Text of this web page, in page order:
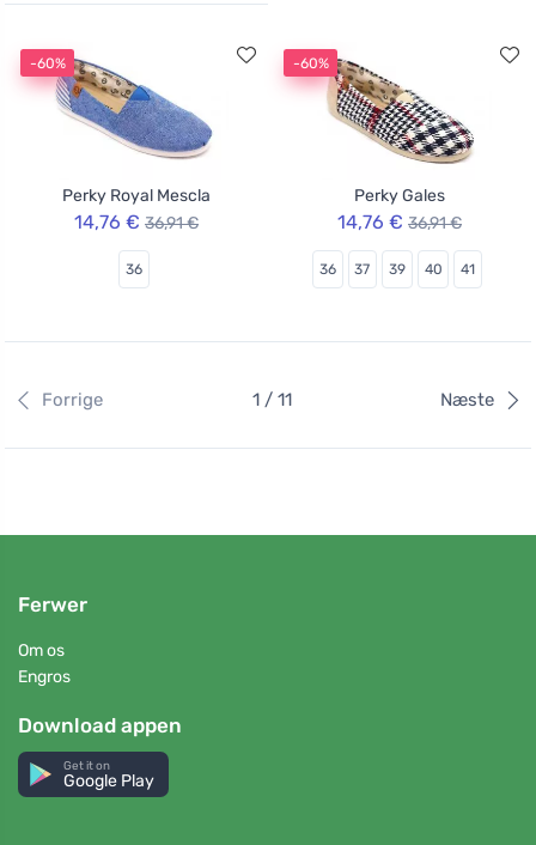
-60%
Perky Royal Mescla
14,76 € 36,91 €
36
-60%
Perky Gales
14,76 € 36,91 €
36 37 39 40 41
Forrige 1 / 11 Næste
Ferwer
Om os
Engros
Download appen
Get it on
Google Play